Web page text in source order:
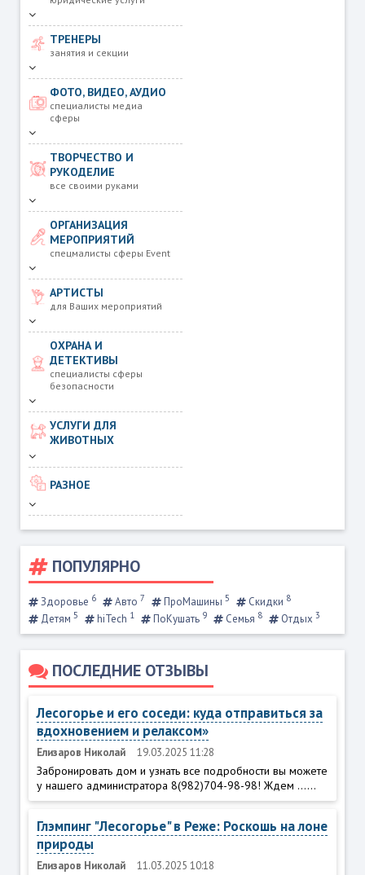
ТРЕНЕРЫ
занятия и секции
ФОТО, ВИДЕО, АУДИО
специалисты медиа
сферы
ТВОРЧЕСТВО И
РУКОДЕЛИЕ
все своими руками
ОРГАНИЗАЦИЯ
МЕРОПРИЯТИЙ
спецмалисты сферы Event
АРТИСТЫ
для Ваших мероприятий
ОХРАНА И
ДЕТЕКТИВЫ
специалисты сферы
безопасности
УСЛУГИ ДЛЯ
ЖИВОТНЫХ
РАЗНОЕ
ПОПУЛЯРНО
Здоровье 6 Авто 7 ПроМашины 5 Скидки 8
Детям 5 hiTech 1 ПоКушать 9 Семья 8 Отдых 3
ПОСЛЕДНИЕ ОТЗЫВЫ
Лесогорье и его соседи: куда отправиться за
вдохновением и релаксом»
Елизаров Николай 19.03.2025 11:28
Забронировать дом и узнать все подробности вы можете
у нашего администратора 8(982)704-98-98! Ждем ......
Глэмпинг "Лесогорье" в Реже: Роскошь на лоне
природы
Елизаров Николай 11.03.2025 10:18